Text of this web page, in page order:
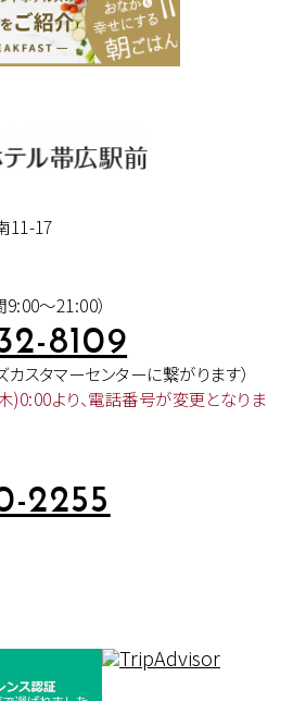
11-17
～21:00）
8109
カスタマーセンターに繋がります）
より、電話番号が変更となりま
2255